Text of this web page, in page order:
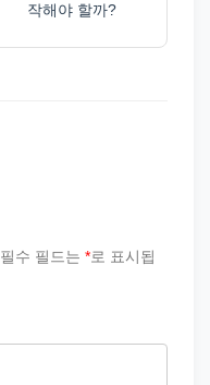
작해야 할까?
필수 필드는 *로 표시됩